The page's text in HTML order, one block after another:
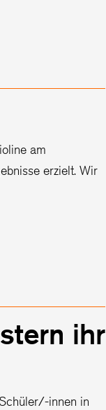
am
erzielt. Wir
ihr
innen in